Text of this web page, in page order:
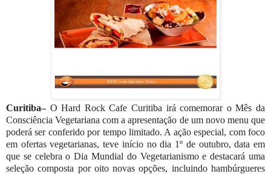
Curitiba–O Hard Rock Cafe Curitiba irá comemorar o Mês da
Consciência Vegetariana com a apresentação de um novo menu que
poderá ser conferido por tempo limitado. A ação especial, com foco
em ofertas vegetarianas, teve início no dia 1º de outubro, data em
que se celebra o Dia Mundial do Vegetarianismo e destacará uma
seleção composta por oito novas opções, incluindo hambúrgueres